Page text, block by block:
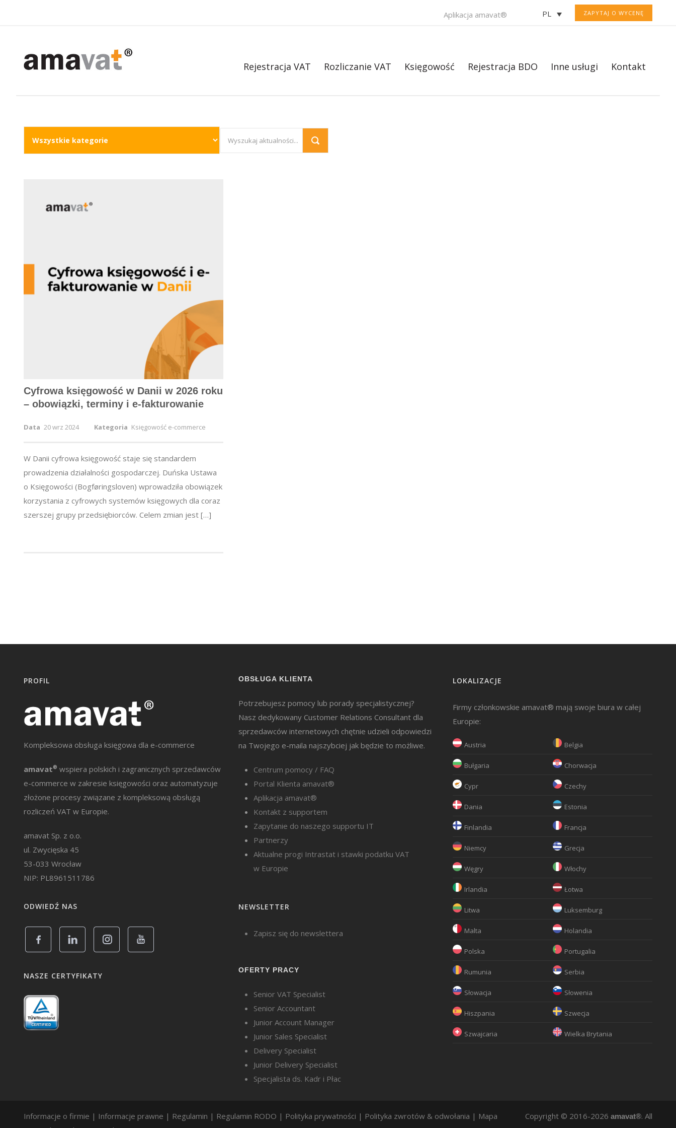
ZAPYTAJ O WYCENĘ
PL
Aplikacja amavat®
Rejestracja VAT Rozliczanie VAT Księgowość Rejestracja BDO Inne usługi Kontakt
Cyfrowa księgowość w Danii w 2026 roku
– obowiązki, terminy i e-fakturowanie
Data 20 wrz 2024 Kategoria Księgowość e-commerce
W Danii cyfrowa księgowość staje się standardem
prowadzenia działalności gospodarczej. Duńska Ustawa
o Księgowości (Bogføringsloven) wprowadziła obowiązek
korzystania z cyfrowych systemów księgowych dla coraz
szerszej grupy przedsiębiorców. Celem zmian jest […]
PROFIL
Kompleksowa obsługa księgowa dla e-commerce
amavat® wspiera polskich i zagranicznych sprzedawców
e-commerce w zakresie księgowości oraz automatyzuje
złożone procesy związane z kompleksową obsługą
rozliczeń VAT w Europie.
amavat Sp. z o.o.
ul. Zwycięska 45
53-033 Wrocław
NIP: PL8961511786
ODWIEDŹ NAS
NASZE CERTYFIKATY
OBSŁUGA KLIENTA
Potrzebujesz pomocy lub porady specjalistycznej?
Nasz dedykowany Customer Relations Consultant dla
sprzedawców internetowych chętnie udzieli odpowiedzi
na Twojego e-maila najszybciej jak będzie to możliwe.
Centrum pomocy / FAQ
Portal Klienta amavat®
Aplikacja amavat®
Kontakt z supportem
Zapytanie do naszego supportu IT
Partnerzy
Aktualne progi Intrastat i stawki podatku VAT
w Europie
NEWSLETTER
Zapisz się do newslettera
OFERTY PRACY
Senior VAT Specialist
Senior Accountant
Junior Account Manager
Junior Sales Specialist
Delivery Specialist
Junior Delivery Specialist
Specjalista ds. Kadr i Płac
LOKALIZACJE
Firmy członkowskie amavat® mają swoje biura w całej
Europie:
Austria Belgia
Bułgaria Chorwacja
Cypr Czechy
Dania Estonia
Finlandia Francja
Niemcy Grecja
Węgry Włochy
Irlandia Łotwa
Litwa Luksemburg
Malta Holandia
Polska Portugalia
Rumunia Serbia
Słowacja Słowenia
Hiszpania Szwecja
Szwajcaria Wielka Brytania
Informacje o firmie | Informacje prawne | Regulamin | Regulamin RODO | Polityka prywatności | Polityka zwrotów & odwołania | Mapa
Copyright © 2016-2026 amavat®. All